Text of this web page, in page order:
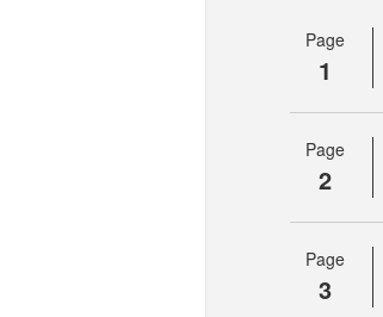
Page
1
Page
2
Page
3